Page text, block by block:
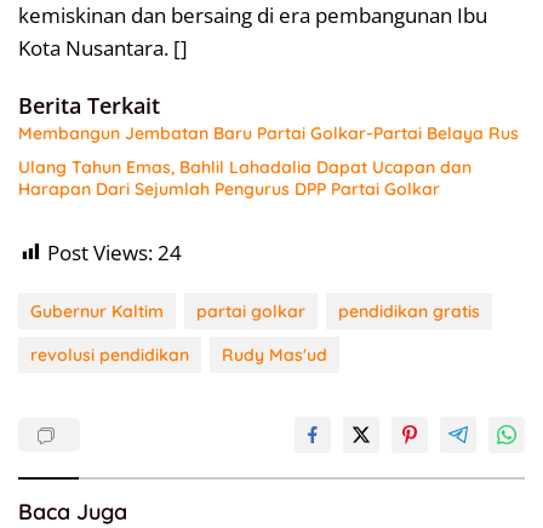
kemiskinan dan bersaing di era pembangunan Ibu
Kota Nusantara. []
Berita Terkait
Membangun Jembatan Baru Partai Golkar-Partai Belaya Rus
Ulang Tahun Emas, Bahlil Lahadalia Dapat Ucapan dan
Harapan Dari Sejumlah Pengurus DPP Partai Golkar
Post Views:24
Gubernur Kaltim partai golkar
pendidikan gratis
revolusi pendidikan
Rudy Mas'ud
Baca Juga